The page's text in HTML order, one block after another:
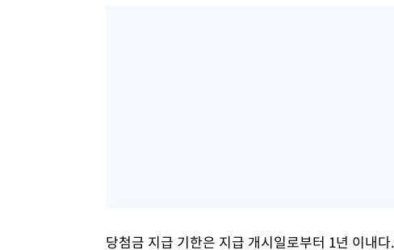
당첨금 지급 기한은 지급 개시일로부터 1년 이내